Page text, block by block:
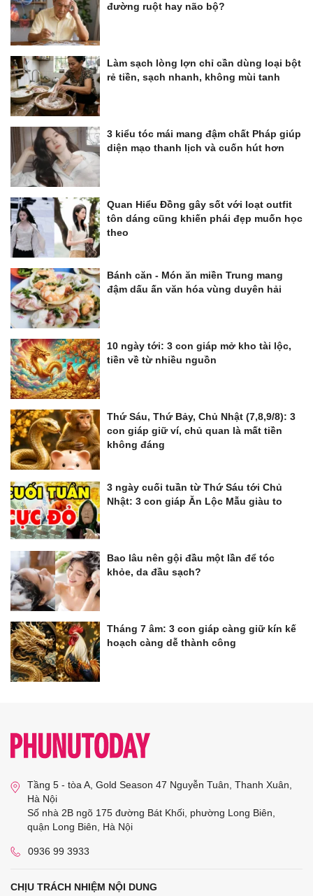
đường ruột hay não bộ?
Làm sạch lòng lợn chỉ cần dùng loại bột
rẻ tiền, sạch nhanh, không mùi tanh
3 kiểu tóc mái mang đậm chất Pháp giúp
diện mạo thanh lịch và cuốn hút hơn
Quan Hiểu Đồng gây sốt với loạt outfit
tôn dáng cũng khiến phái đẹp muốn học
theo
Bánh căn - Món ăn miền Trung mang
đậm dấu ấn văn hóa vùng duyên hải
10 ngày tới: 3 con giáp mở kho tài lộc,
tiền về từ nhiều nguồn
Thứ Sáu, Thứ Bảy, Chủ Nhật (7,8,9/8): 3
con giáp giữ ví, chủ quan là mất tiền
không đáng
3 ngày cuối tuần từ Thứ Sáu tới Chủ
Nhật: 3 con giáp Ăn Lộc Mẫu giàu to
Bao lâu nên gội đầu một lần để tóc
khỏe, da đầu sạch?
Tháng 7 âm: 3 con giáp càng giữ kín kế
hoạch càng dễ thành công
Tầng 5 - tòa A, Gold Season 47 Nguyễn Tuân, Thanh Xuân,
Hà Nội
Số nhà 2B ngõ 175 đường Bát Khối, phường Long Biên,
quận Long Biên, Hà Nội
0936 99 3933
CHỊU TRÁCH NHIỆM NỘI DUNG